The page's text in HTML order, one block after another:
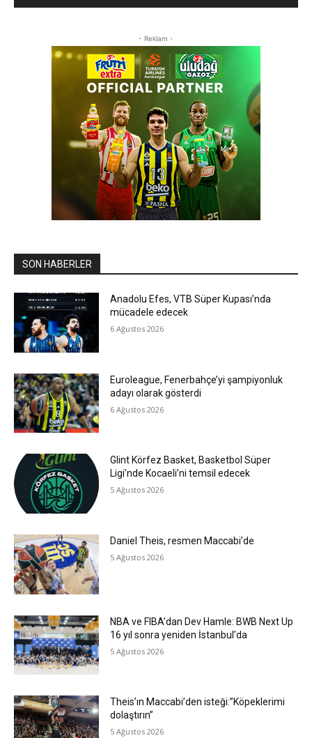
- Reklam -
SON HABERLER
Anadolu Efes, VTB Süper Kupası’nda
mücadele edecek
6 Ağustos 2026
Euroleague, Fenerbahçe’yi şampiyonluk
adayı olarak gösterdi
6 Ağustos 2026
Glint Körfez Basket, Basketbol Süper
Ligi’nde Kocaeli’ni temsil edecek
5 Ağustos 2026
Daniel Theis, resmen Maccabi’de
5 Ağustos 2026
NBA ve FIBA’dan Dev Hamle: BWB Next Up
16 yıl sonra yeniden İstanbul’da
5 Ağustos 2026
Theis’ın Maccabi’den isteği:”Köpeklerimi
dolaştırın”
5 Ağustos 2026